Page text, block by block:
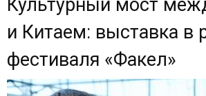
Культурный мост
и Китаем: выставка в
фестиваля «Факел»